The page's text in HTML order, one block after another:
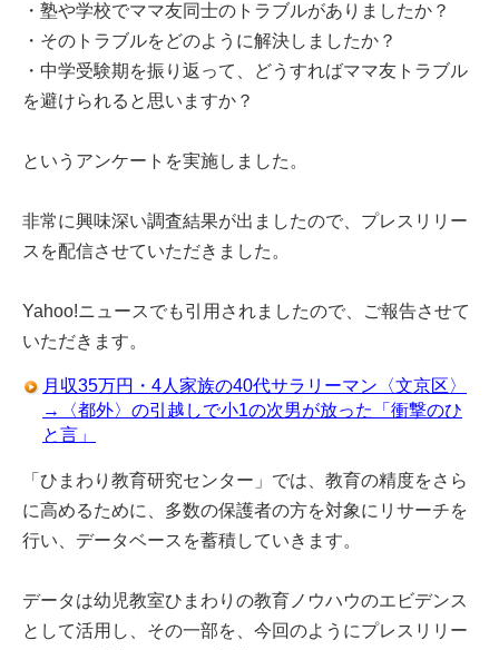
・塾や学校でママ友同士のトラブルがありましたか？
・そのトラブルをどのように解決しましたか？
・中学受験期を振り返って、どうすればママ友トラブル
を避けられると思いますか？
というアンケートを実施しました。
非常に興味深い調査結果が出ましたので、プレスリリー
スを配信させていただきました。
Yahoo!ニュースでも引用されましたので、ご報告させて
いただきます。
月収35万円・4人家族の40代サラリーマン〈文京区〉
→〈都外〉の引越しで小1の次男が放った「衝撃のひ
と言」
「ひまわり教育研究センター」では、教育の精度をさら
に高めるために、多数の保護者の方を対象にリサーチを
行い、データベースを蓄積していきます。
データは幼児教室ひまわりの教育ノウハウのエビデンス
として活用し、その一部を、今回のようにプレスリリー